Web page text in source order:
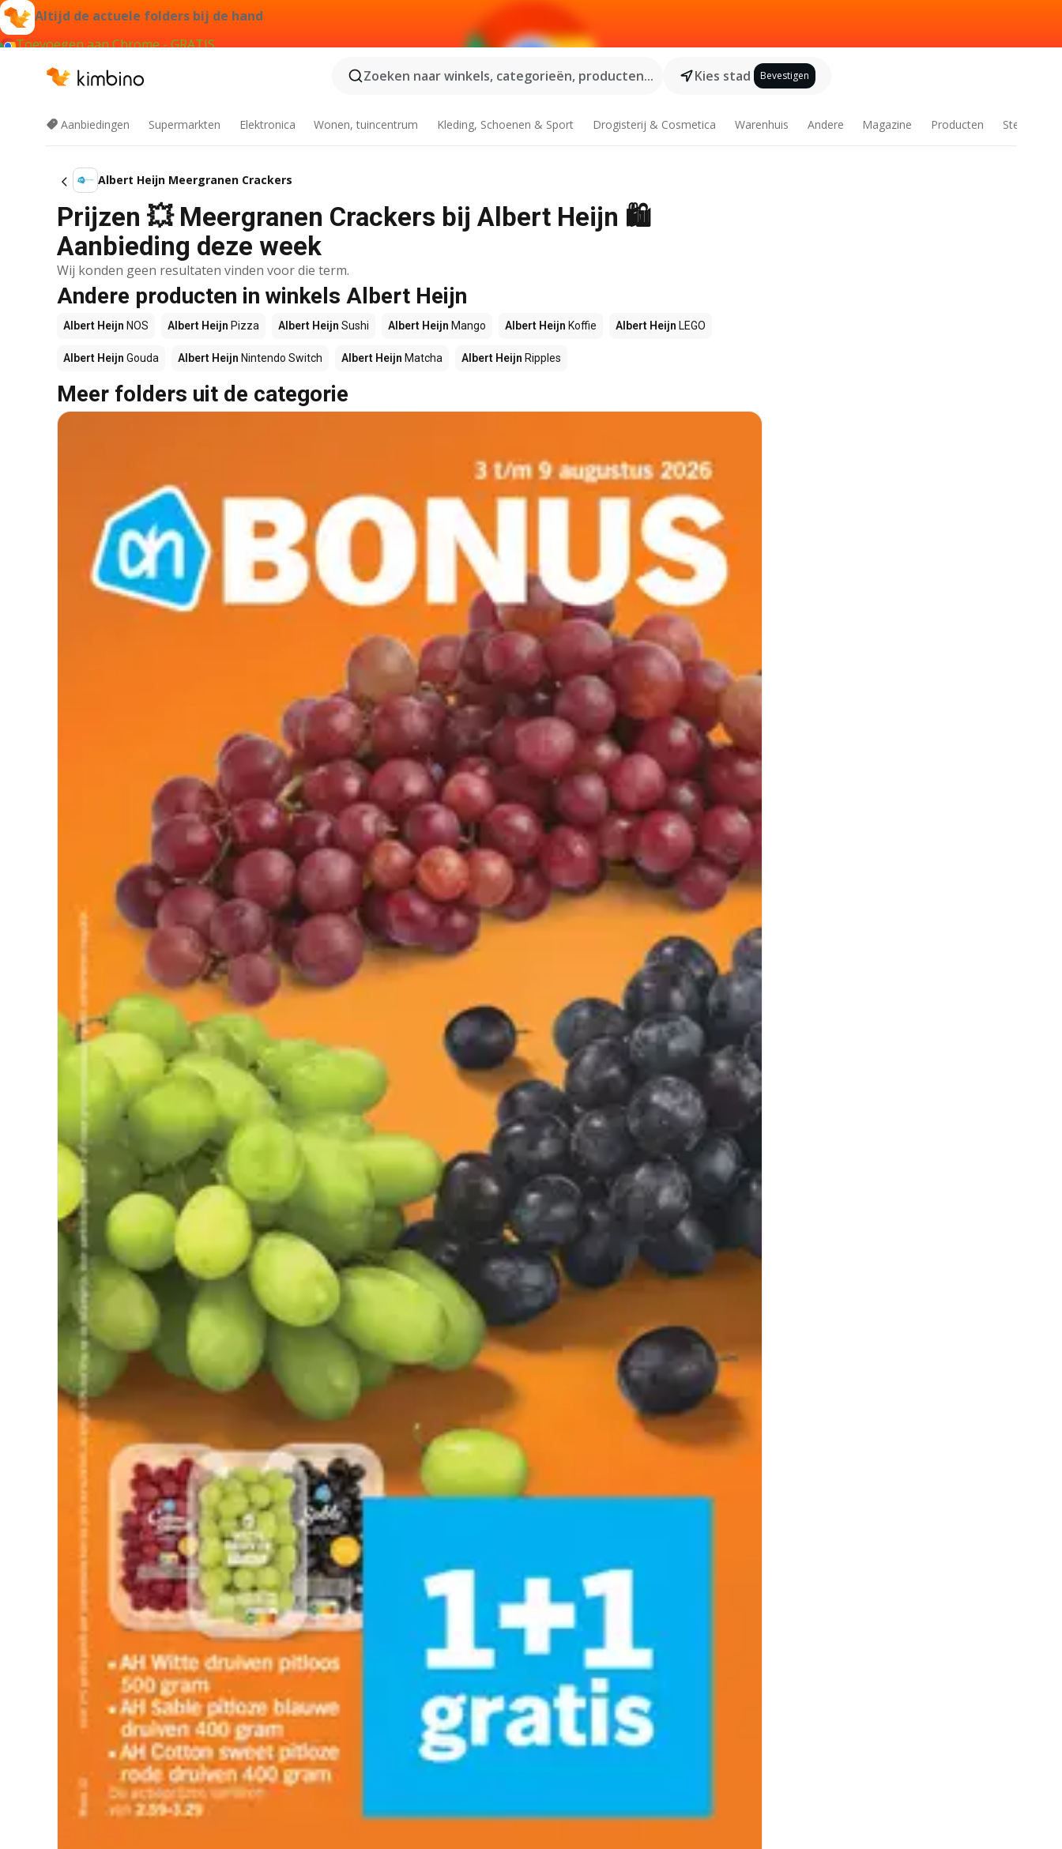
Altijd de actuele folders bij de hand
Toevoegen aan Chrome - GRATIS
Zoeken naar winkels, categorieën, producten...
Kies stad Bevestigen
Aanbiedingen Supermarkten Elektronica Wonen, tuincentrum Kleding, Schoenen & Sport Drogisterij & Cosmetica Warenhuis Andere Magazine Producten Steden
Albert Heijn Meergranen Crackers
Prijzen 💥 Meergranen Crackers bij Albert Heijn 🛍️
Aanbieding deze week
Wij konden geen resultaten vinden voor die term.
Andere producten in winkels Albert Heijn
Albert Heijn NOS Albert Heijn Pizza Albert Heijn Sushi Albert Heijn Mango Albert Heijn Koffie Albert Heijn LEGO
Albert Heijn Gouda Albert Heijn Nintendo Switch Albert Heijn Matcha Albert Heijn Ripples
Meer folders uit de categorie